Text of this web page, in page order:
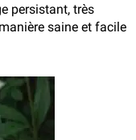
persistant, très
saine et facile